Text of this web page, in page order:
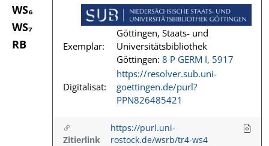
WS₆
WS₇
RB
Exemplar:
Göttingen, Staats- und
Universitätsbibliothek
Göttingen: 8 P GERM I, 5917
Digitalisat:
https://resolver.sub.uni-
goettingen.de/purl?
PPN826485421
Zitierlink
https://purl.uni-
rostock.de/wsrb/tr4-ws4